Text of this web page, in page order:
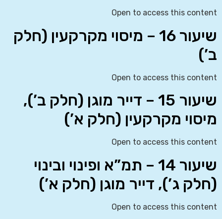
Open to access this content
שיעור 16 – מיסוי מקרקעין (חלק
ב’)
Open to access this content
שיעור 15 – דייר מוגן (חלק ב’),
מיסוי מקרקעין (חלק א’)
Open to access this content
שיעור 14 – תמ”א ופינוי ובינוי
(חלק ג’), דייר מוגן (חלק א’)
Open to access this content